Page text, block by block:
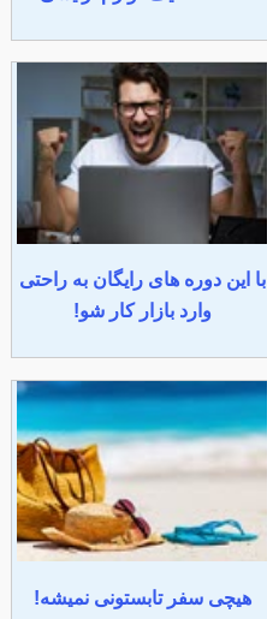
با این دوره های رایگان به راحتی
وارد بازار کار شو!
هیچی سفر تابستونی نمیشه!